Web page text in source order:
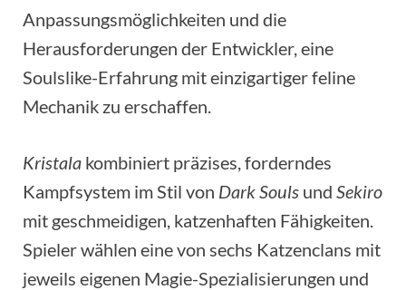
Anpassungsmöglichkeiten und die
Herausforderungen der Entwickler, eine
Soulslike-Erfahrung mit einzigartiger feline
Mechanik zu erschaffen.
Kristala kombiniert präzises, forderndes
Kampfsystem im Stil von Dark Souls und Sekiro
mit geschmeidigen, katzenhaften Fähigkeiten.
Spieler wählen eine von sechs Katzenclans mit
jeweils eigenen Magie-Spezialisierungen und